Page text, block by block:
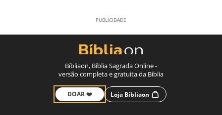
Bíbliaon, Bíblia Sagrada Online -
versão completa e gratuita da Bíblia
DOAR ❤️ Loja Bíbliaon